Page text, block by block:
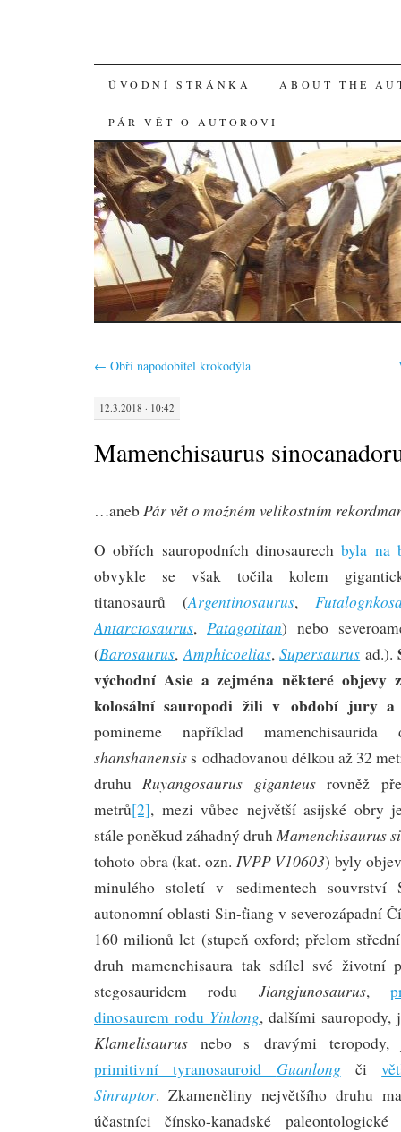
SKIP
TO
CONTENT
ÚVODNÍ STRÁNKA ABOUT THE
PÁR VĚT O AUTOROVI
← Obří napodobitel krokodýla
12.3.2018 · 10:42
Mamenchisaurus
…aneb Pár vět o možném velikostním
O obřích sauropodních dinosaurechbyla na
obvykle se však točila kolem
titanosaurů (Argentinosaurus,
Antarctosaurus, Patagotitan) nebo
(Barosaurus, Amphicoelias,Supersaurus ad.).
východní Asie a zejména některé objevy
kolosální sauropodi žili v období jury
pomineme například
shanshanensis s odhadovanou délkou až 32
druhu Ruyangosaurus giganteusrovněž
metrů[2], mezi vůbec největší asijské obry
stále poněkud záhadný druh Mamenchisaurus
tohoto obra (kat. ozn. IVPP V10603) byly
minulého století v sedimentech souvrství
autonomní oblasti Sin-ťiang v severozápadní
160 milionů let (stupeň oxford; přelom
druh mamenchisaura tak sdílel své životní
stegosauridem rodu Jiangjunosaurus,
dinosaurem rodu Yinlong, dalšími sauropody,
Klamelisaurus nebo s dravými
primitivní tyranosauroid Guanlongči
Sinraptor. Zkameněliny největšího druhu
účastníci čínsko-kanadské